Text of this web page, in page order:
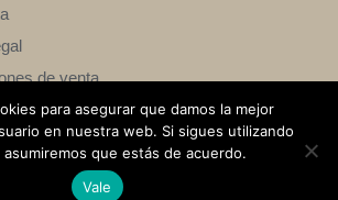
de venta
García. Todos los derechos reservados.
para asegurar que damos la mejor
en nuestra web. Si sigues utilizando
que estás de acuerdo.
Vale